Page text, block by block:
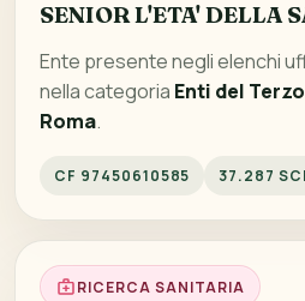
SENIOR L'ETA' DELLA
Ente presente negli elenchi
nella categoria Enti del
Roma.
CF 97450610585 37.287
RICERCA SANITARIA